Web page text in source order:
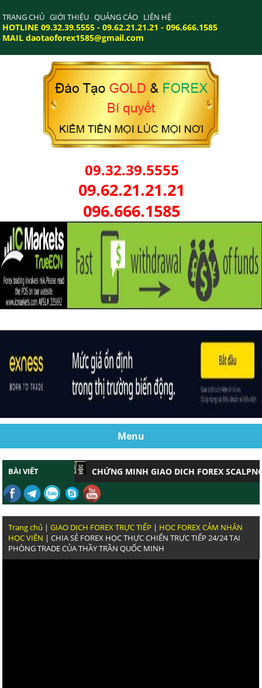
TRANG CHỦ GIỚI THIỆU QUẢNG CÁO LIÊN HỆ
HOTLINE 09.32.39.5555 - 09.62.21.21.21 - 096.666.1585
MAIL daotaoforex1585@gmail.com
09.32.39.5555
09.62.21.21.21
096.666.1585
Menu
BÀI VIẾT CHỨNG MINH GIAO DỊCH FOREX SCALPNG
THỰC CHIẾN GIAO DỊCH VÀNG CỦA TRẦN QUỐC
NĂNG
Trang chủ |GIAO DỊCH FOREX TRỰC TIẾP | HỌC FOREX CẢM NHÂN
HỌC VIÊN | CHIA SẺ FOREX HỌC THỰC CHIẾN TRỰC TIẾP 24/24 TẠI
PHÒNG TRADE CỦA THẦY TRẦN QUỐC MINH